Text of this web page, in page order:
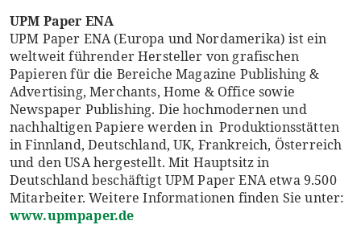
UPM Paper ENA
UPM Paper ENA (Europa und Nordamerika) ist ein
weltweit führender Hersteller von grafischen
Papieren für die Bereiche Magazine Publishing &
Advertising, Merchants, Home & Office sowie
Newspaper Publishing. Die hochmodernen und
nachhaltigen Papiere werden in Produktionsstätten
in Finnland, Deutschland, UK, Frankreich, Österreich
und den USA hergestellt. Mit Hauptsitz in
Deutschland beschäftigt UPM Paper ENA etwa 9.500
Mitarbeiter. Weitere Informationen finden Sie unter:
www.upmpaper.de